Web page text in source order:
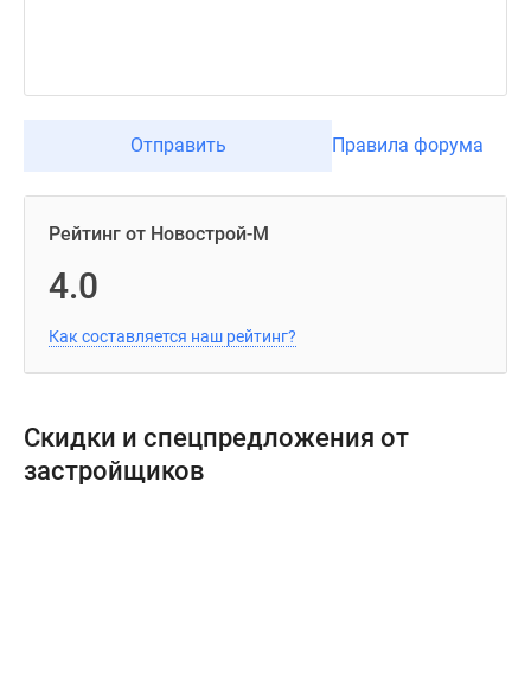
Отправить Правила форума
Рейтинг от Новострой-М
4.0
Как составляется наш рейтинг?
Скидки и спецпредложения от
застройщиков